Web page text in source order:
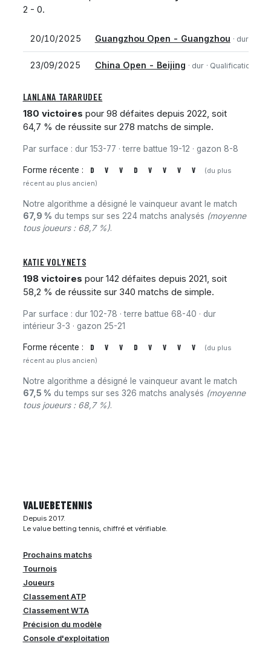
2 - 0.
20/10/2025 Guangzhou Open - Guangzhou · dur
23/09/2025 China Open - Beijing · dur · Qualifications
LANLANA TARARUDEE
180 victoires pour 98 défaites depuis 2022, soit
64,7 % de réussite sur 278 matchs de simple.
Par surface : dur 153-77 · terre battue 19-12 · gazon 8-8
Forme récente : D V V D V V V V
(du plus
récent au plus ancien)
Notre algorithme a désigné le vainqueur avant le match
67,9 % du temps sur ses 224 matchs analysés (moyenne
tous joueurs : 68,7 %).
KATIE VOLYNETS
198 victoires pour 142 défaites depuis 2021, soit
58,2 % de réussite sur 340 matchs de simple.
Par surface : dur 102-78 · terre battue 68-40 · dur
intérieur 3-3 · gazon 25-21
Forme récente : D V V D V V V V
(du plus
récent au plus ancien)
Notre algorithme a désigné le vainqueur avant le match
67,5 % du temps sur ses 326 matchs analysés (moyenne
tous joueurs : 68,7 %).
VALUEBETENNIS
Depuis 2017.
Le value betting tennis, chiffré et vérifiable.
Prochains matchs
Tournois
Joueurs
Classement ATP
Classement WTA
Précision du modèle
Console d'exploitation